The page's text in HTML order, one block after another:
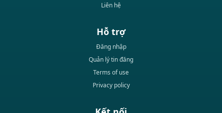
Liên hệ
Hỗ trợ
Đăng nhập
Quản lý tin đăng
Terms of use
Privacy policy